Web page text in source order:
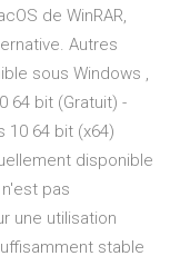
de WinRAR,
Autres
sous Windows ,
64 bit (Gratuit) -
10 64 bit (x64)
disponible
pas
une utilisation
stable